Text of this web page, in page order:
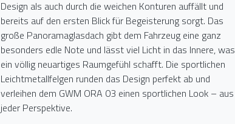
Design als auch durch die weichen Konturen auffällt und
bereits auf den ersten Blick für Begeisterung sorgt. Das
große Panoramaglasdach gibt dem Fahrzeug eine ganz
besonders edle Note und lässt viel Licht in das Innere, was
ein völlig neuartiges Raumgefühl schafft. Die sportlichen
Leichtmetallfelgen runden das Design perfekt ab und
verleihen dem GWM ORA 03 einen sportlichen Look – aus
jeder Perspektive.